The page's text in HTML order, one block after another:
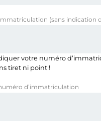
(sans indication
votre numéro
tiret ni point !
d’immatriculation